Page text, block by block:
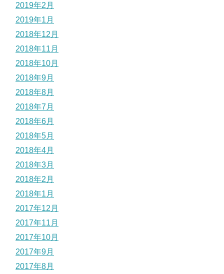
2019年2月
2019年1月
2018年12月
2018年11月
2018年10月
2018年9月
2018年8月
2018年7月
2018年6月
2018年5月
2018年4月
2018年3月
2018年2月
2018年1月
2017年12月
2017年11月
2017年10月
2017年9月
2017年8月